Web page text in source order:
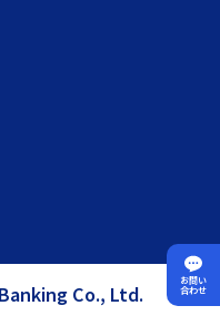
お問い
合わせ
Co., Ltd.